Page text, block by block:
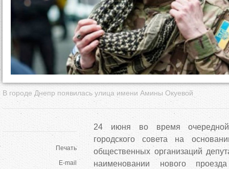
В городе Днепр появилась улица имени Амины Окуевой
Печать
E-mail
24 июня во время очередной
городского совета на
общественных организаций
наименовании нового